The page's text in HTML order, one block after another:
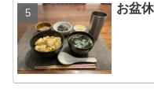
お盆